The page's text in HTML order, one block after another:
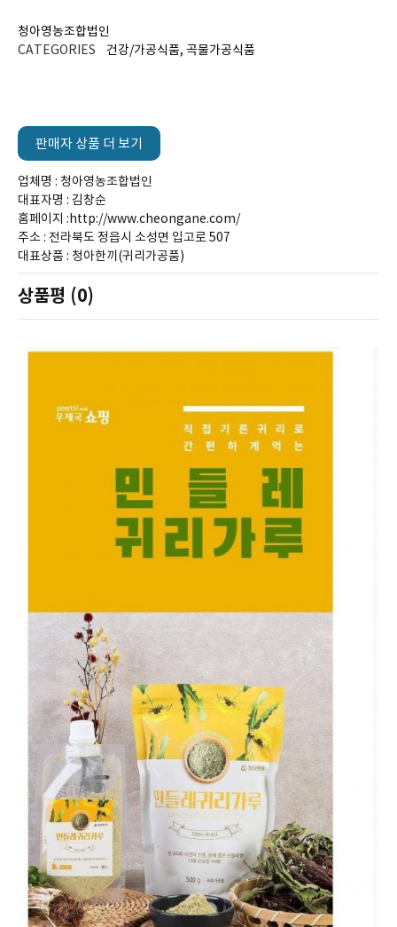
청아영농조합법인
CATEGORIES
건강/가공식품, 곡물가공식품
판매자 상품 더 보기
업체명 : 청아영농조합법인
대표자명 : 김창순
홈페이지 :http://www.cheongane.com/
주소 : 전라북도 정읍시 소성면 입고로 507
대표상품 : 청아한끼(귀리가공품)
상품평 (0)